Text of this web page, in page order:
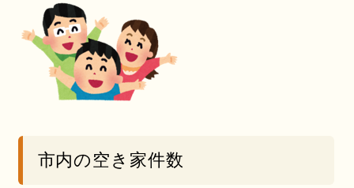
市内の空き家件数